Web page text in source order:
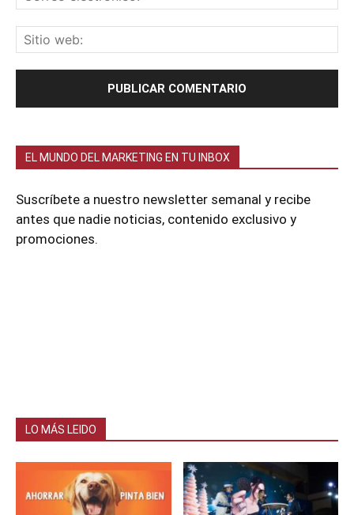
EL MUNDO DEL MARKETING EN TU INBOX
Suscríbete a nuestro newsletter semanal y recibe
antes que nadie noticias, contenido exclusivo y
promociones.
LO MÁS LEIDO